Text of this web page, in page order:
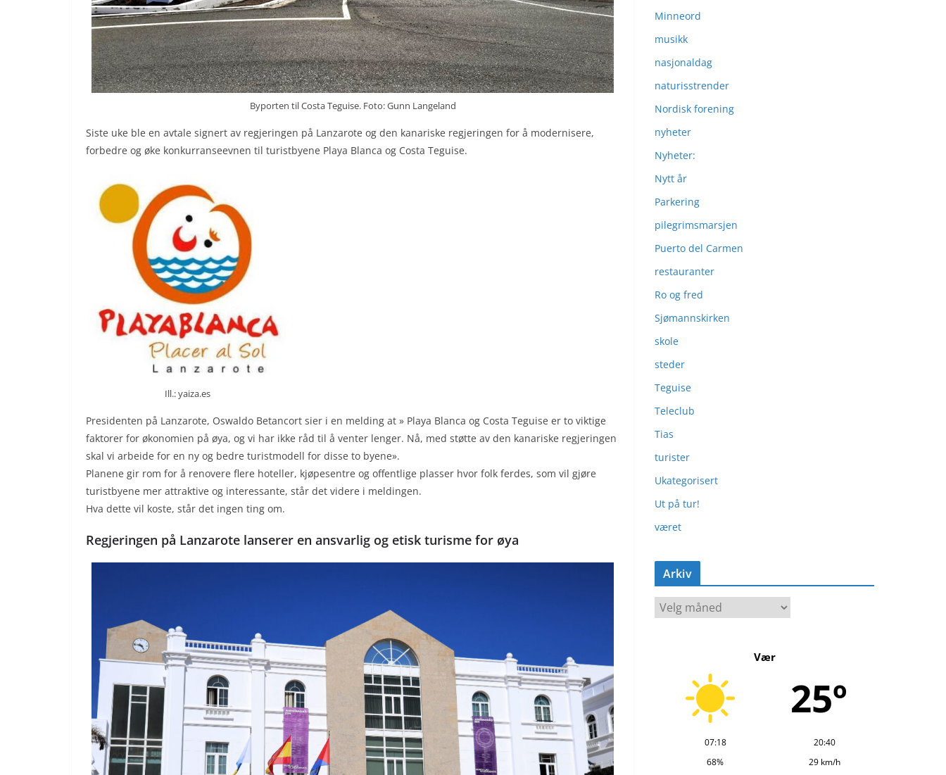
Byporten til Costa Teguise. Foto: Gunn Langeland
Siste uke ble en avtale signert av regjeringen på Lanzarote og den kanariske regjeringen for å modernisere,
forbedre og øke konkurranseevnen til turistbyene Playa Blanca og Costa Teguise.
Ill.: yaiza.es
Presidenten på Lanzarote, Oswaldo Betancort sier i en melding at » Playa Blanca og Costa Teguise er to viktige
faktorer for økonomien på øya, og vi har ikke råd til å venter lenger. Nå, med støtte av den kanariske regjeringen
skal vi arbeide for en ny og bedre turistmodell for disse to byene».
Planene gir rom for å renovere flere hoteller, kjøpesentre og offentlige plasser hvor folk ferdes, som vil gjøre
turistbyene mer attraktive og interessante, står det videre i meldingen.
Hva dette vil koste, står det ingen ting om.
Regjeringen på Lanzarote lanserer en ansvarlig og etisk turisme for øya
Minneord
musikk
nasjonaldag
naturisstrender
Nordisk forening
nyheter
Nyheter:
Nytt år
Parkering
pilegrimsmarsjen
Puerto del Carmen
restauranter
Ro og fred
Sjømannskirken
skole
steder
Teguise
Teleclub
Tias
turister
Ukategorisert
Ut på tur!
været
Arkiv
A
r
Vær
25º
07:18
20:40
68%
29 km/h